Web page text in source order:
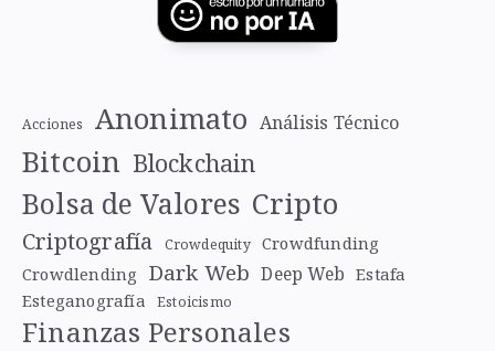
Acciones Anonimato Análisis Técnico
Bitcoin Blockchain
Bolsa de Valores Cripto
Criptografía Crowdequity
Crowdfunding
Crowdlending Dark Web Deep Web Estafa
Esteganografía
Estoicismo
Finanzas Personales